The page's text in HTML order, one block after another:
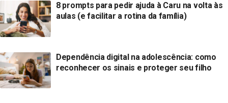
8 prompts para pedir ajuda à Caru na volta às
aulas (e facilitar a rotina da família)
Dependência digital na adolescência: como
reconhecer os sinais e proteger seu filho